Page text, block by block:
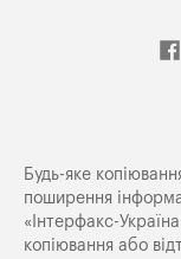
Будь-яке
поширення
«Iнтерфакс-
копіювання або